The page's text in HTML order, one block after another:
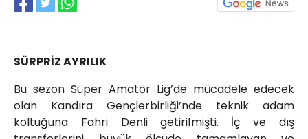
SÜRPRİZ AYRILIK
Bu sezon Süper Amatör Lig’de mücadele edecek
olan Kandıra Gençlerbirliği’nde teknik adam
koltuğuna Fahri Denli getirilmişti. İç ve dış